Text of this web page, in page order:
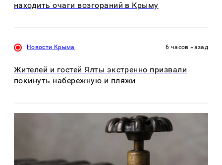
находить очаги возгораний в Крыму
Новости Крыма 6 часов назад
Жителей и гостей Ялты экстренно призвали
покинуть набережную и пляжи